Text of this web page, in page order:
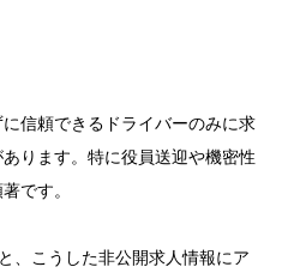
信頼できるドライバーのみに求
ります。特に役員送迎や機密性
です。
、こうした非公開求人情報にア